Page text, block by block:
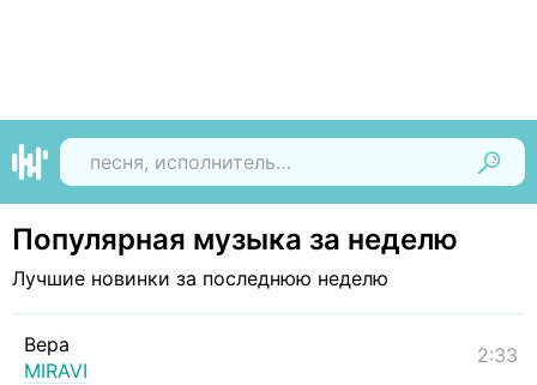
Популярная музыка за неделю
Лучшие новинки за последнюю неделю
Вера
MIRAVI
2:33